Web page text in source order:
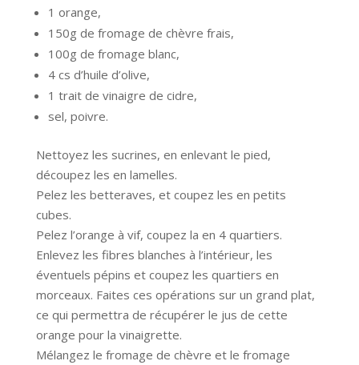
1 orange,
150g de fromage de chèvre frais,
100g de fromage blanc,
4 cs d’huile d’olive,
1 trait de vinaigre de cidre,
sel, poivre.
Nettoyez les sucrines, en enlevant le pied,
découpez les en lamelles.
Pelez les betteraves, et coupez les en petits
cubes.
Pelez l’orange à vif, coupez la en 4 quartiers.
Enlevez les fibres blanches à l’intérieur, les
éventuels pépins et coupez les quartiers en
morceaux. Faites ces opérations sur un grand plat,
ce qui permettra de récupérer le jus de cette
orange pour la vinaigrette.
Mélangez le fromage de chèvre et le fromage